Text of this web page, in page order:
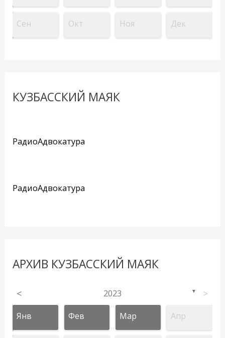
Сен Окт Ноя Дек
КУЗБАССКИЙ МАЯК
РадиоАдвокатура
РадиоАдвокатура
АРХИВ КУЗБАССКИЙ МАЯК
< 2023 ▼ >
Янв Фев Мар Апр